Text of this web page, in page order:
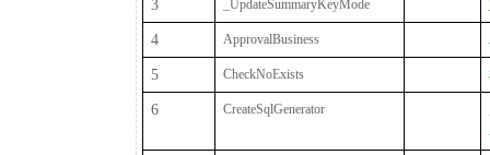
3 _UpdateSummaryKeyMode
4 ApprovalBusiness
5 CheckNoExists
6 CreateSqlGenerator